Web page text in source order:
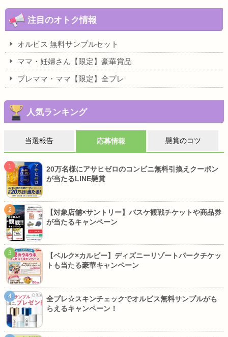
注目のオトク情報
オルビス 無料サンプルセット
ママ・妊婦さん【限定】豪華賞品
プレママ・ママ【限定】全プレ
人気ランキング
当選報告 応募情報 懸賞のコツ
20万名様にアサヒゼロのコンビニ無料引換えクーポン
が当たるLINE懸賞
【対象店舗×サントリー】バスケ観戦チケットや商品券
が当たるキャンペーン
【ベルク×カルビー】ディズニーリゾートパークチケッ
トも当たる豪華キャンペーン
全プレ☆スキンチェックでオルビス無料サンプルがも
らえるキャンペーン！